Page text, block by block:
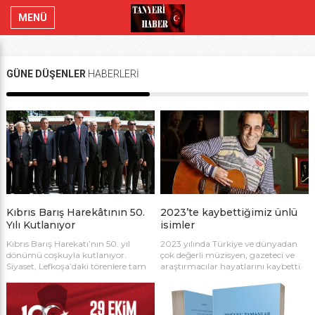
MENÜ
GÜNE DÜŞENLER HABERLERİ
Kıbrıs Barış Harekâtının 50.
Yılı Kutlanıyor
Kıbrıs Barış Harekatı’nın 50. yıl
dönümü coşkuyla kutlanıyor.
Siyaset, Lefkoşa’daki törenlere tam
törenlerde harekatta şehit düşen
askerler anılacak, Ada’daki zulmü
sonlandıran tarihi zafer kutlanacak.
2023’te kaybettiğimiz ünlü
isimler
2023 yılında Türkiye ve dünyadan
çok değerli müzisyen, gazeteci ve
araştırmacılar hayatlarını kaybetti.
müzisyen Özkan Uğur Mazhar
Fuat Özkan (MFÖ) grubunun üyesi
müzisyen ve oyuncu Özkan Uğur